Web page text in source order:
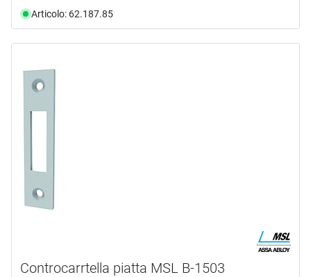
Articolo: 62.187.85
Controcarrtella piatta MSL B-1503